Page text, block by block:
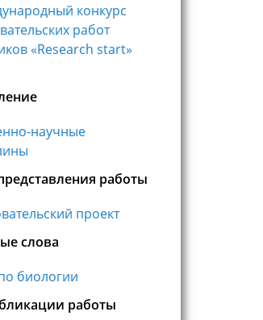
конкурс
работ
«Research start»
научные
работы
проект
слова
биологии
работы